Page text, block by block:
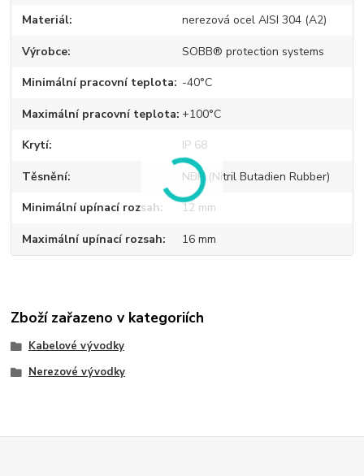
Materiál nerezová ocel AISI 304 (A2)
Výrobce SOBB® protection systems
Minimální pracovní teplota -40°C
Maximální pracovní teplota +100°C
Krytí IP 68
Těsnění NBR (Nitril Butadien Rubber)
Minimální upínací rozsah 12 mm
Maximální upínací rozsah 16 mm
Zboží zařazeno v kategoriích
Kabelové vývodky
Nerezové vývodky